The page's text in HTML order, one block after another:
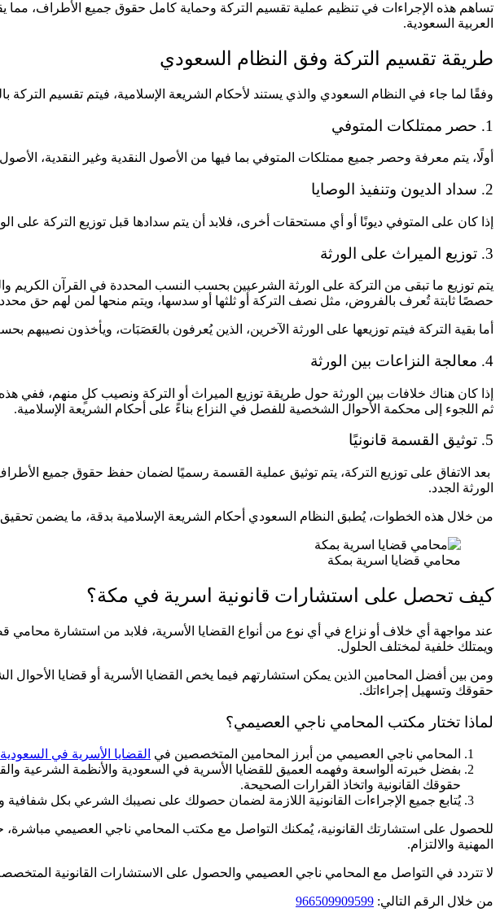
تساهم هذه الإجراءات في تنظيم عملية تقسيم التركة وحماية كامل حقوق جميع الأطراف، مما
العربية السعودية.
طريقة تقسيم التركة وفق النظام السعودي
وفقًا لما جاء في النظام السعودي والذي يستند لأحكام الشريعة الإسلامية، فيتم تقسيم التركة
1. حصر ممتلكات المتوفي
أولًا، يتم معرفة وحصر جميع ممتلكات المتوفي بما فيها من الأصول النقدية وغير النقدية،
2. سداد الديون وتنفيذ الوصايا
إذا كان على المتوفي ديونًا أو أي مستحقات أخرى، فلابد أن يتم سدادها قبل توزيع التركة على
3. توزيع الميراث على الورثة
يتم توزيع ما تبقى من التركة على الورثة الشرعيين بحسب النسب المحددة في القرآن الكريم
حصصًا ثابتة تُعرف بالفروض، مثل نصف التركة أو ثلثها أو سدسها، ويتم منحها لمن لهم حق محدد،
أما بقية التركة فيتم توزيعها على الورثة الآخرين، الذين يُعرفون بالعَصَبَات، ويأخذون نصيبهم
4. معالجة النزاعات بين الورثة
إذا كان هناك خلافات بين الورثة حول طريقة توزيع الميراث أو التركة ونصيب كلٍ منهم،
ثم اللجوء إلى محكمة الأحوال الشخصية للفصل في النزاع بناءً على أحكام الشريعة الإسلامية.
5. توثيق القسمة قانونيًا
بعد الاتفاق على توزيع التركة، يتم توثيق عملية القسمة رسميًا لضمان حفظ حقوق جميع
الورثة الجدد.
من خلال هذه الخطوات، يُطبق النظام السعودي أحكام الشريعة الإسلامية بدقة، ما يضمن
محامي قضايا اسرية بمكة
كيف تحصل على استشارات قانونية اسرية في مكة؟
عند مواجهة أي خلاف أو نزاع في أي نوع من أنواع القضايا الأسرية، فلابد من استشارة
ويمتلك خلفية لمختلف الحلول.
ومن بين أفضل المحامين الذين يمكن استشارتهم فيما يخص القضايا الأسرية أو قضايا الأحوال
حقوقك وتسهيل إجراءاتك.
لماذا تختار مكتب المحامي ناجي العصيمي؟
المحامي ناجي العصيمي من أبرز المحامين المتخصصين في القضايا الأسرية في
بفضل خبرته الواسعة وفهمه العميق للقضايا الأسرية في السعودية والأنظمة الشرعية
حقوقك القانونية واتخاذ القرارات الصحيحة.
يُتابع جميع الإجراءات القانونية اللازمة لضمان حصولك على نصيبك الشرعي بكل شفافية
للحصول على استشارتك القانونية، يُمكنك التواصل مع مكتب المحامي ناجي العصيمي
المهنية والالتزام.
لا تتردد في التواصل مع المحامي ناجي العصيمي والحصول على الاستشارات القانونية
من خلال الرقم التالي: 966509909599